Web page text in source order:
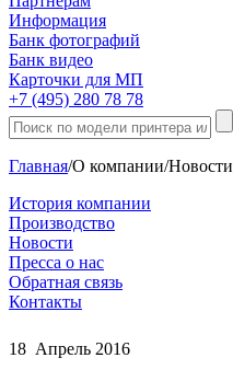
Информация
Банк фотографий
Банк видео
Карточки для МП
+7 (495) 280 78 78
Главная/О компании/Новости
История компании
Производство
Новости
Пресса о нас
Обратная связь
Контакты
18 Апрель 2016